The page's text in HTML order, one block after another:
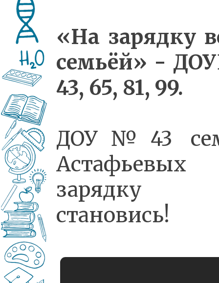
«На зарядку
семьёй» -
43, 65, 81, 99.
ДОУ№43
Астафьевых
зарядку
становись!